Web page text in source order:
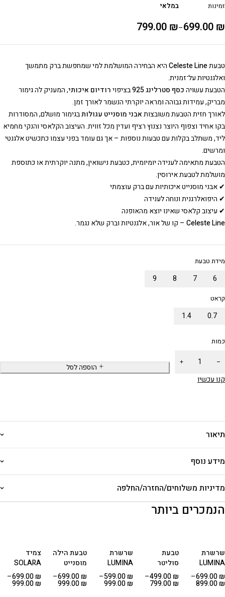
זמינות
במלאי
699.00 ₪
–
799.00 ₪
טבעתCeleste Lineהיא הבחירה המושלמת למי שמחפשת ברק מתמשך
ואלגנטיות על־זמנית.
הטבעת עשויהכסף סטרלינג 925 בציפוירודיום איכותי, המעניק לה גימור
מבריק, עמידות גבוהה ומראה יוקרתי הנשמר לאורך זמן.
לאורך חזית הטבעת משובצותאבני מוסנייט עגולותבגימור מושלם, המסודרות
בקו אחיד וצפוף היוצר נצנוץ רציף ועדין מכל זווית. העיצוב הקלאסי והנקי מחמיא
ליד, משתלב בקלות עם טבעות נוספות – אך גם עומד בפני עצמו כתכשיט אלגנטי
ומרשים.
הטבעת מתאימה לענידה יומיומית, כטבעת נישואין, מתנה יוקרתית או כתוספת
מושלמת לטבעת אירוסין.
✔ אבני מוסנייט איכותיות עם ברק עוצמתי
✔ היפואלרגנית ונוחה לענידה
✔ עיצוב קלאסי שאינו יוצא מהאופנה
Celeste Line – קו של אור, אלגנטיות וברק שלא נגמר.
מידת טבעת
6
7
8
9
קראט
0.7
1.4
כמות
הוספה לסל
קנו עכשיו
תיאור
מידע נוסף
מדיניות משלוחים/החזרה/החלפה
הנמכרים ביותר
שרשרת
LUMINA
מוסנייט
699.00₪
–
899.00₪
טבעת
סוליטר
מוסנייט
499.00₪
–
799.00₪
שרשרת
LUMINA
Drop –
מוסנייט
599.00₪
–
999.00₪
טבעת הילה
מוסנייט
יוקרתית –
כסף 925
699.00₪
–
999.00₪
צמיד
SOLARA
Link –
מוסנייט
699.00₪
–
999.00₪